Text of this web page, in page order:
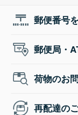
郵便番号
郵便局・
荷物のお
再配達の